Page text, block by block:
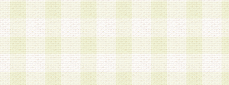
3.会員登録希望者が18歳未満、成年被後見人、被
人 である場合は、親権者などの法定代理人の同
録を行うものとします。なお、義務教育学齢に該
者については、登録時に 当社が別途定める方法
権者による承認手続きを行うものとします。
第3条 会員の登録方法